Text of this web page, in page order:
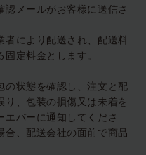
認メールがお客様に送信さ
者により配送され、配送料
定料金とします。
の状態を確認し、注文と配
り、包装の損傷又は未着を
エバーに通知してくださ
合、配送会社の面前で商品